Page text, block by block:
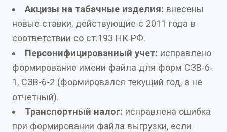
Акцизы на табачные изделия: внесены
новые ставки, действующие с 2011 года в
соответствии со ст.193 НК РФ.
Персонифицированный учет: исправлено
формирование имени файла для форм СЗВ-6-
1, СЗВ-6-2 (формировался текущий год, а не
отчетный).
Транспортный налог: исправлена ошибка
при формировании файла выгрузки, если